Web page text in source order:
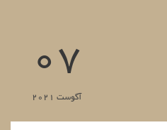
07
آگوست 2021